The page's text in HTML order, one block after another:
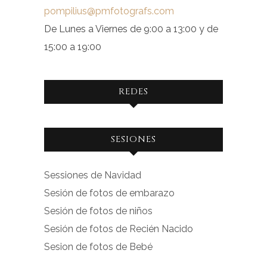
pompilius@pmfotografs.com
De Lunes a Viernes de 9:00 a 13:00 y de
15:00 a 19:00
REDES
Ver
facebook.com
en
Facebook
Ver
instagram.com
en
Instagram
SESIONES
Sessiones de Navidad
Sesión de fotos de embarazo
Sesión de fotos de niños
Sesión de fotos de Recién Nacido
Sesion de fotos de Bebé